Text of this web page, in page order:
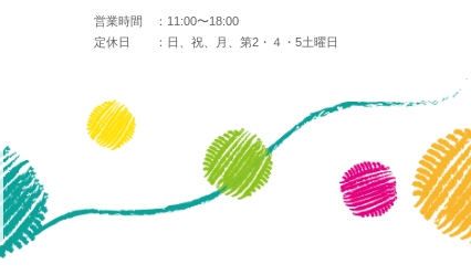
営業時間 ： 11:00〜18:00
定休日 ： 日、祝、月、第2・４・5土曜日